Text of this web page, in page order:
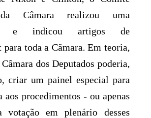
Câmara realizou uma
e indicou artigos de
para toda a Câmara. Em teoria,
dos Deputados poderia,
criar um painel especial para
aos procedimentos - ou apenas
votação em plenário desses